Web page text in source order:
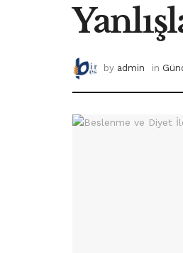
by admin in